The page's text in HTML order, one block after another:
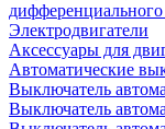
дифференциального
Электродвигатели
Аксессуары для
Автоматические
Выключатель
Выключатель